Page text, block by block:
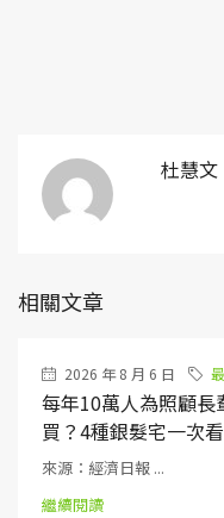
杜慧文
相關文章
2026 年 8 月 6 日
每年10萬人為照顧長
買？4種銀髮宅一次看
來源：經濟日報 ...
繼續閱讀